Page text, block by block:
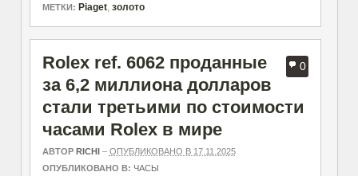
МЕТКИ: Piaget, золото
0
Rolex ref. 6062 проданные
за 6,2 миллиона долларов
стали третьими по стоимости
часами Rolex в мире
АВТОР RICHI– ОПУБЛИКОВАНО В 17.11.2025
ОПУБЛИКОВАНО В: ЧАСЫ